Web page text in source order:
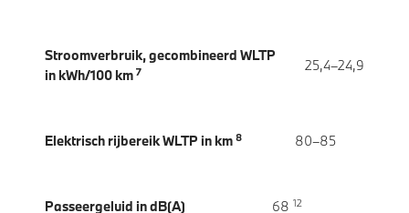
Stroomverbruik, gecombineerd WLTP
in kWh/100 km 7 25,4–24,9
Elektrisch rijbereik WLTP in km 8 80–85
Passeergeluid in dB(A) 68 12